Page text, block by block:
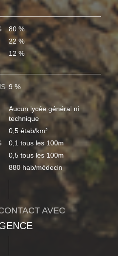
80 %
22 %
12 %
9 %
Aucun lycée général ni
technique
0,5 étab/km²
0,1 tous les 100m
0,5 tous les 100m
880 hab/médecin
AVEC